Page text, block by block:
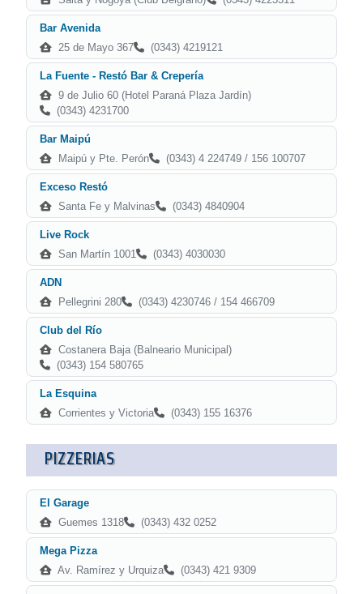
Bar Avenida
25 de Mayo 367
(0343) 4219121
La Fuente - Restó Bar & Crepería
9 de Julio 60 (Hotel Paraná Plaza Jardín)
(0343) 4231700
Bar Maipú
Maipú y Pte. Perón
(0343) 4 224749 / 156 100707
Exceso Restó
Santa Fe y Malvinas
(0343) 4840904
Live Rock
San Martín 1001
(0343) 4030030
ADN
Pellegrini 280
(0343) 4230746 / 154 466709
Club del Río
Costanera Baja (Balneario Municipal)
(0343) 154 580765
La Esquina
Corrientes y Victoria
(0343) 155 16376
PIZZERIAS
El Garage
Guemes 1318
(0343) 432 0252
Mega Pizza
Av. Ramírez y Urquiza
(0343) 421 9309